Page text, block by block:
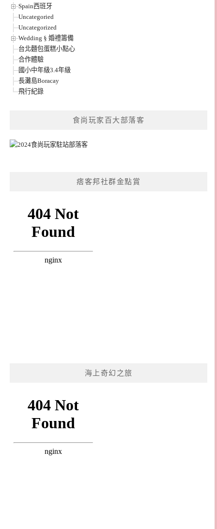
Spain西班牙
Uncategoried
Uncategorized
Wedding § 婚禮籌備
台北麵包蛋糕小點心
合作體驗
國小中年級3.4年級
長灘島Boracay
飛行紀錄
食尚玩家百大部落客
痞客邦社群金點賞
海上奇幻之旅